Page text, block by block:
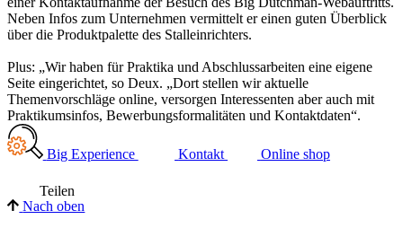
Neben Infos zum Unternehmen vermittelt er einen guten Überblick
über die Produktpalette des Stalleinrichters.
Plus: „Wir haben für Praktika und Abschlussarbeiten eine eigene
Seite eingerichtet, so Deux. „Dort stellen wir aktuelle
Themenvorschläge online, versorgen Interessenten aber auch mit
Praktikumsinfos, Bewerbungsformalitäten und Kontaktdaten“.
Big Experience Kontakt Online shop
Teilen
Nach oben